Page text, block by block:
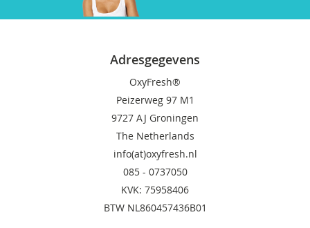
Adresgegevens
OxyFresh®
Peizerweg 97 M1
9727 AJ Groningen
The Netherlands
info(at)oxyfresh.nl
085 - 0737050
KVK: 75958406
BTW NL860457436B01